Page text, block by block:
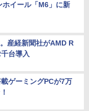
ホイール「M6」に新
産経新聞社がAMD R
台導入
ゲーミングPCが7万